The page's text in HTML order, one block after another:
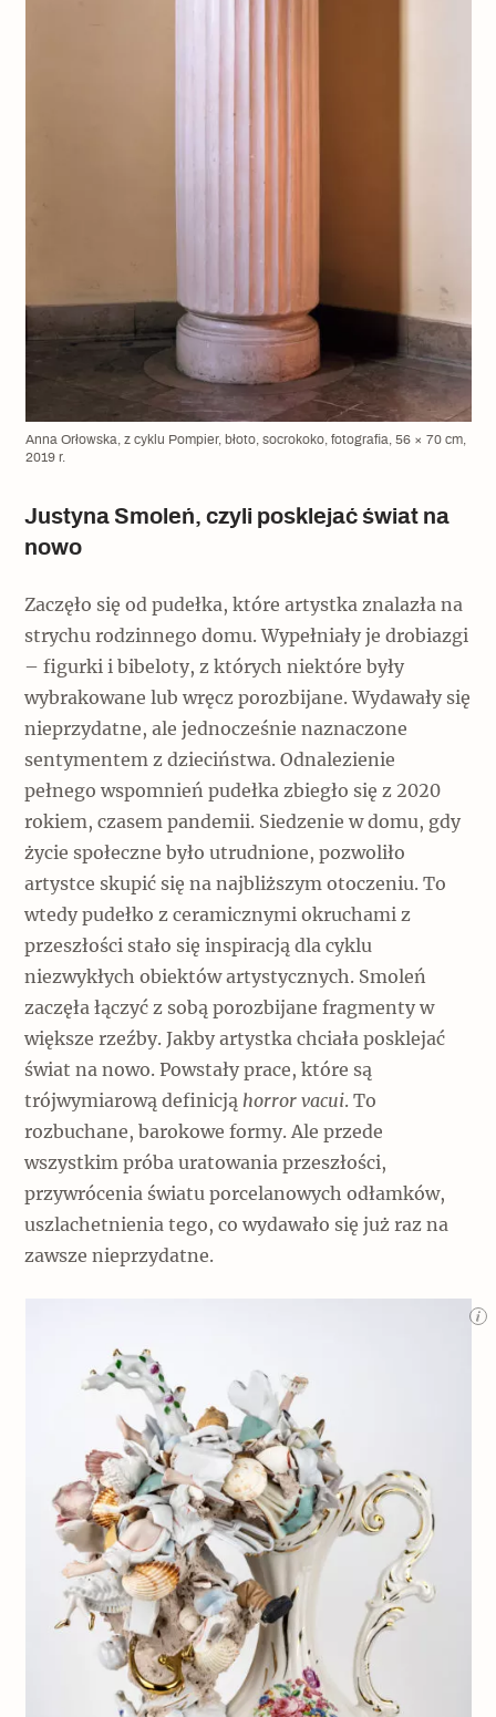
Anna Orłowska, z cyklu Pompier, błoto, socrokoko, fotografia, 56 × 70 cm,
2019 r.
Justyna Smoleń, czyli posklejać świat na
nowo
Zaczęło się od pudełka, które artystka znalazła na
strychu rodzinnego domu. Wypełniały je drobiazgi
– figurki i bibeloty, z których niektóre były
wybrakowane lub wręcz porozbijane. Wydawały się
nieprzydatne, ale jednocześnie naznaczone
sentymentem z dzieciństwa. Odnalezienie
pełnego wspomnień pudełka zbiegło się z 2020
rokiem, czasem pandemii. Siedzenie w domu, gdy
życie społeczne było utrudnione, pozwoliło
artystce skupić się na najbliższym otoczeniu. To
wtedy pudełko z ceramicznymi okruchami z
przeszłości stało się inspiracją dla cyklu
niezwykłych obiektów artystycznych. Smoleń
zaczęła łączyć z sobą porozbijane fragmenty w
większe rzeźby. Jakby artystka chciała posklejać
świat na nowo. Powstały prace, które są
trójwymiarową definicją horror vacui. To
rozbuchane, barokowe formy. Ale przede
wszystkim próba uratowania przeszłości,
przywrócenia światu porcelanowych odłamków,
uszlachetnienia tego, co wydawało się już raz na
zawsze nieprzydatne.